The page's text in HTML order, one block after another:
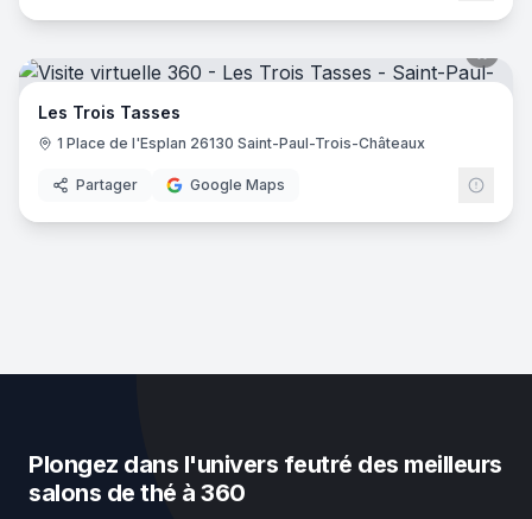
Les Trois Tasses
1 Place de l'Esplan 26130 Saint-Paul-Trois-Châteaux‎
Partager Google Maps
Plongez dans l'univers feutré des meilleurs
salons de thé à 360